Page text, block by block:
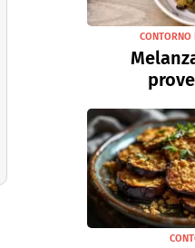
CONTORNO